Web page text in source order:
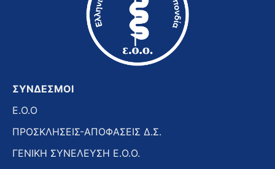
ΣΥΝΔΕΣΜΟΙ
E.O.O
ΠΡΟΣΚΛΗΣΕΙΣ-ΑΠΟΦΑΣΕΙΣ Δ.Σ.
ΓΕΝΙΚΗ ΣΥΝΕΛΕΥΣΗ Ε.Ο.Ο.